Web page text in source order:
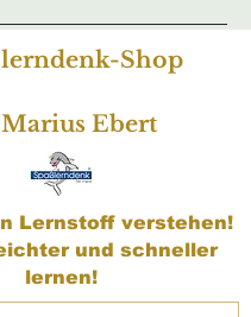
Shop
Ebert
Lernstoff verstehen!
und schneller
lernen!